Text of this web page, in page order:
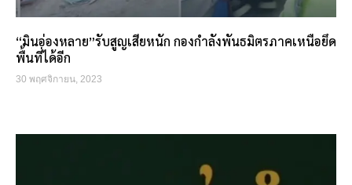
“มินอ่องหลาย”รับสูญเสียหนัก กองกำลังพันธมิตรภาคเหนือยึด
พื้นที่ได้อีก
30 พฤศจิกายน, 2023